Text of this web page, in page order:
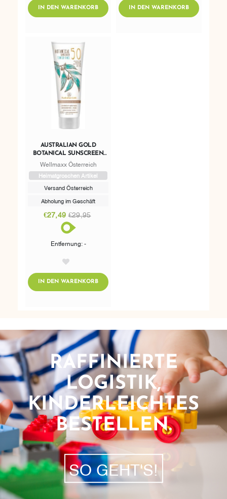
IN DEN WARENKORBADDTOCARTIN DEN WARENKORBADDTOCART
AUSTRALIAN GOLD
BOTANICAL SUNSCREEN
SPF 50 TINTED FACE
MEDIUM SKIN TONES
Wellmaxx Österreich
Heimatgroschen Artikel
Versand Österreich
Abholung im Geschäft
€27,49 €29,95
Entfernung: -
IN DEN WARENKORBADDTOCART
RAFFINIERTE
LOGISTIK,
KINDERLEICHTES
BESTELLEN.
SO GEHT'S!